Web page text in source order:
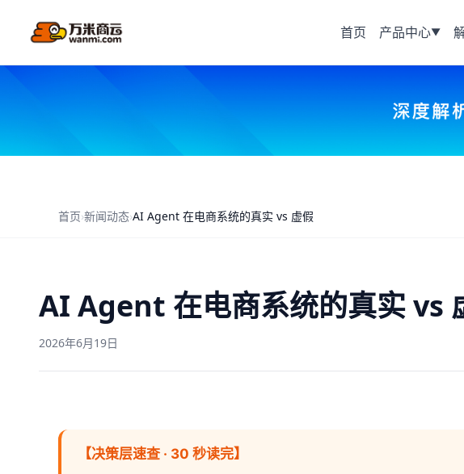
首页 产品中心▼
首页›新闻动态›AI Agent 在电商系统的真实 vs 虚假
AI Agent 在电商系统的真实 vs
2026年6月19日
【决策层速查 · 30 秒读完】